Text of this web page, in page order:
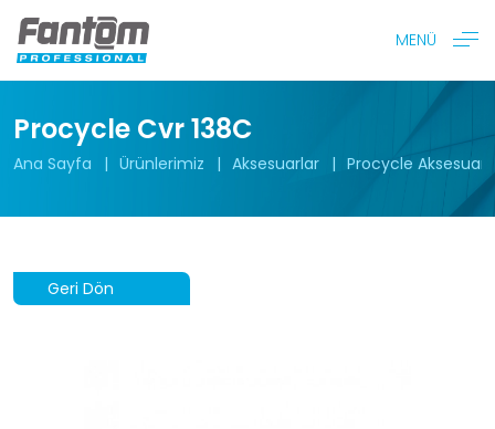
MENÜ
Procycle Cvr 138C
Ana Sayfa Ürünlerimiz Aksesuarlar Procycle
Geri Dön